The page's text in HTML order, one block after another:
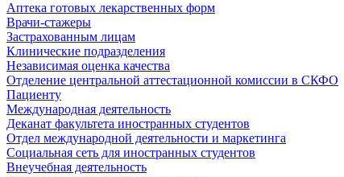
Аптека готовых лекарственных форм
Врачи-стажеры
Застрахованным лицам
Клинические подразделения
Независимая оценка качества
Отделение центральной аттестационной комиссии в СКФО
Пациенту
Международная деятельность
Деканат факультета иностранных студентов
Отдел международной деятельности и маркетинга
Социальная сеть для иностранных студентов
Внеучебная деятельность